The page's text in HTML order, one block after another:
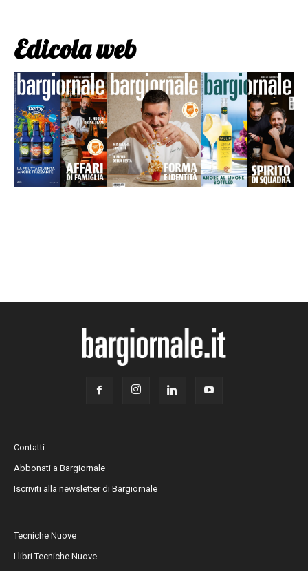
Edicola web
Contatti
Abbonati a Bargiornale
Iscriviti alla newsletter di Bargiornale
Tecniche Nuove
I libri Tecniche Nuove